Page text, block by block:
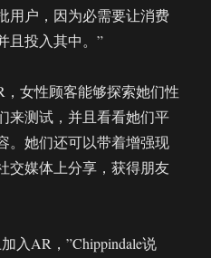
用户，因为必需要让消费
且投入其中。”
女性顾客能够探索她们性
来测试，并且看看她们平
。她们还可以带着增强现
交媒体上分享，获得朋友
入AR，”Chippindale说